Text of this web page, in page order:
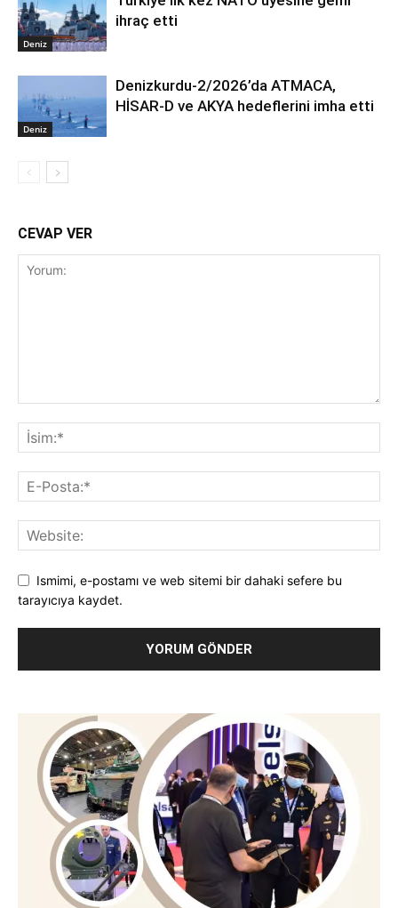
Deniz
ihraç etti
Deniz
Denizkurdu-2/2026’da ATMACA,
HİSAR-D ve AKYA hedeflerini imha etti
CEVAP VER
Ismimi, e-postamı ve web sitemi bir dahaki sefere bu
tarayıcıya kaydet.